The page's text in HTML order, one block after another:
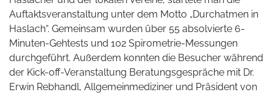
Auftaktsveranstaltung unter dem Motto „Durchatmen in
Haslach“. Gemeinsam wurden über 55 absolvierte 6-
Minuten-Gehtests und 102 Spirometrie-Messungen
durchgeführt. Außerdem konnten die Besucher während
der Kick-off-Veranstaltung Beratungsgespräche mit Dr.
Erwin Rebhandl, Allgemeinmediziner und Präsident von